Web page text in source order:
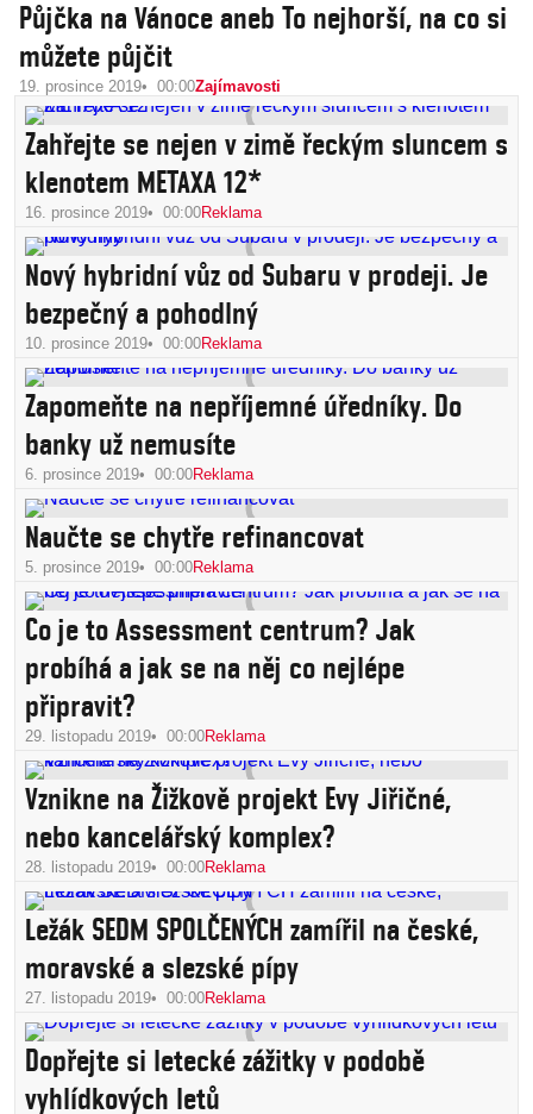
Půjčka na Vánoce aneb To nejhorší, na co si
můžete půjčit
19. prosince 2019 00:00Zajímavosti
Zahřejte se nejen v zimě řeckým sluncem s
klenotem METAXA 12*
16. prosince 2019 00:00Reklama
Nový hybridní vůz od Subaru v prodeji. Je
bezpečný a pohodlný
10. prosince 2019 00:00Reklama
Zapomeňte na nepříjemné úředníky. Do
banky už nemusíte
6. prosince 2019 00:00Reklama
Naučte se chytře refinancovat
5. prosince 2019 00:00Reklama
Co je to Assessment centrum? Jak
probíhá a jak se na něj co nejlépe
připravit?
29. listopadu 2019 00:00Reklama
Vznikne na Žižkově projekt Evy Jiřičné,
nebo kancelářský komplex?
28. listopadu 2019 00:00Reklama
Ležák SEDM SPOLČENÝCH zamířil na české,
moravské a slezské pípy
27. listopadu 2019 00:00Reklama
Dopřejte si letecké zážitky v podobě
vyhlídkových letů